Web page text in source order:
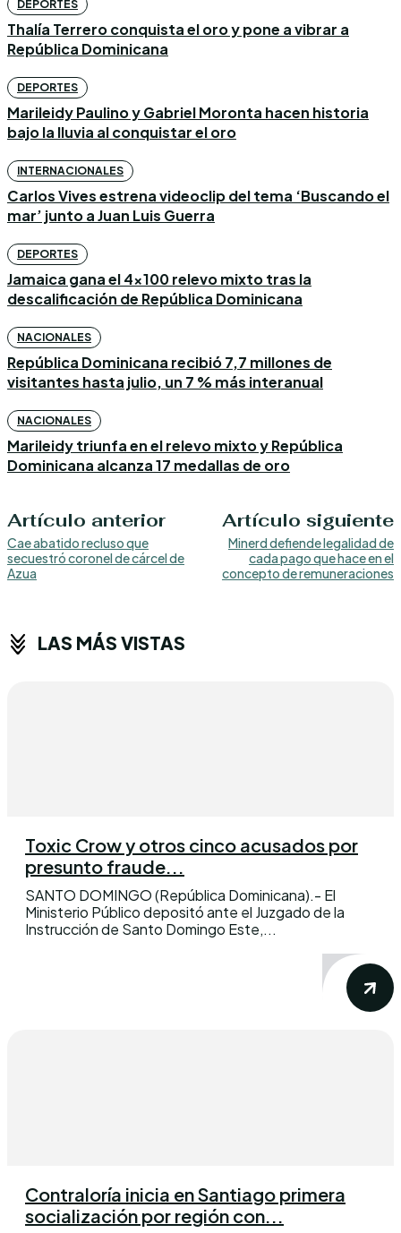
DEPORTES
Thalía Terrero conquista el oro y pone a vibrar a
República Dominicana
DEPORTES
Marileidy Paulino y Gabriel Moronta hacen historia
bajo la lluvia al conquistar el oro
INTERNACIONALES
Carlos Vives estrena videoclip del tema ‘Buscando el
mar’ junto a Juan Luis Guerra
DEPORTES
Jamaica gana el 4×100 relevo mixto tras la
descalificación de República Dominicana
NACIONALES
República Dominicana recibió 7,7 millones de
visitantes hasta julio, un 7 % más interanual
NACIONALES
Marileidy triunfa en el relevo mixto y República
Dominicana alcanza 17 medallas de oro
Artículo anterior
Cae abatido recluso que
secuestró coronel de cárcel de
Azua
Artículo siguiente
Minerd defiende legalidad de
cada pago que hace en el
concepto de remuneraciones
LAS MÁS VISTAS
Toxic Crow y otros cinco acusados por
presunto fraude...
SANTO DOMINGO (República Dominicana).- El
Ministerio Público depositó ante el Juzgado de la
Instrucción de Santo Domingo Este,...
Contraloría inicia en Santiago primera
socialización por región con...